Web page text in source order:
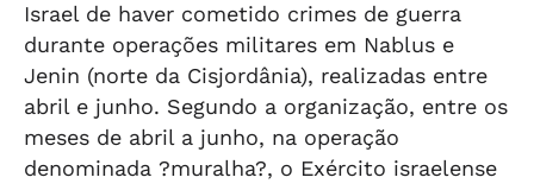
Israel de haver cometido crimes de guerra
durante operações militares em Nablus e
Jenin (norte da Cisjordânia), realizadas entre
abril e junho. Segundo a organização, entre os
meses de abril a junho, na operação
denominada ?muralha?, o Exército israelense